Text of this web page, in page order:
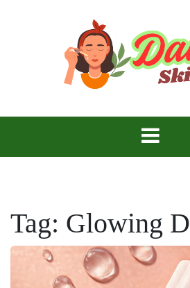
Daily
Tag: Glowing